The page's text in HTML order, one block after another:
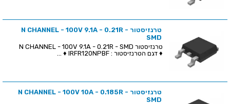
טרנזיסטור N CHANNEL - 100V 9.1A - 0.21R -
SMD
♦ דגם הטרנזיסטור : IRFR120NPBF ♦ ...
טרנזיסטור N CHANNEL - 100V 10A - 0.185R -
SMD